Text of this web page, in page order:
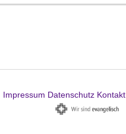
Impressum Datenschutz Kontakt